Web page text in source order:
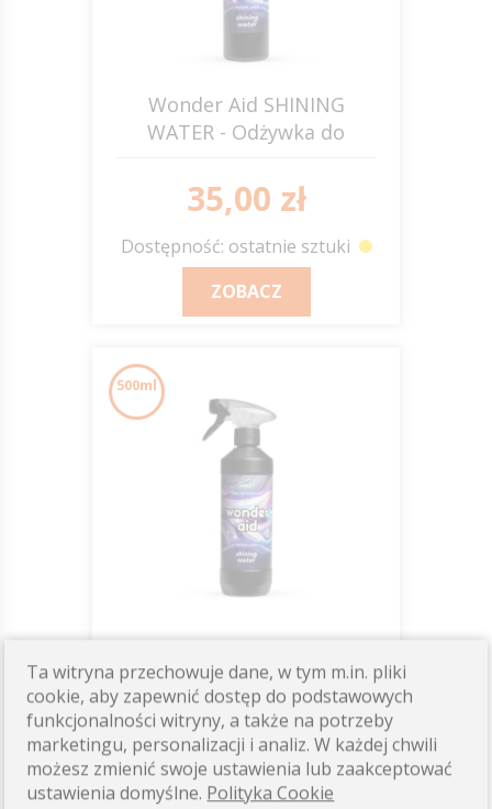
Wonder Aid SHINING
WATER - Odżywka do
włosowej 150ml JUMP IT
35,00 zł
Dostępność: ostatnie sztuki
ZOBACZ
500ml
WATER - Odżywka do
pielęgnacji okrywy
włosowej 500ml JUMP IT
75,00 zł
Dostępność: ostatnie sztuki
Ta witryna przechowuje dane, w tym m.in. pliki
cookie, aby zapewnić dostęp do podstawowych
funkcjonalności witryny, a także na potrzeby
marketingu, personalizacji i analiz. W każdej chwili
możesz zmienić swoje ustawienia lub zaakceptować
ustawienia domyślne. Polityka Cookie